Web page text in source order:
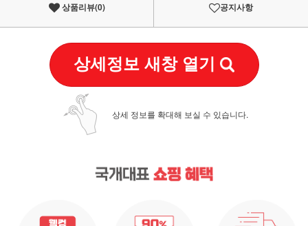
상품리뷰(0) 공지사항
상세정보 새창 열기
상세 정보를 확대해 보실 수 있습니다.